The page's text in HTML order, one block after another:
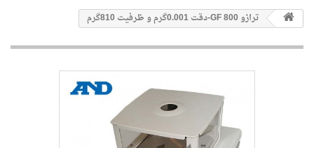
ترازو GF 800-دقت 0.001گرم و ظرفیت 810گرم